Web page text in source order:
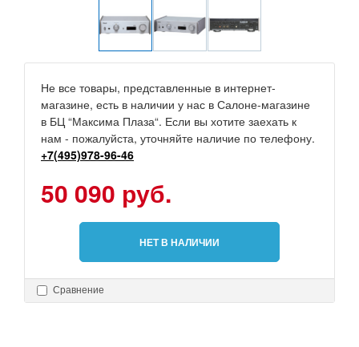
Не все товары, представленные в интернет-
магазине, есть в наличии у нас в Салоне-магазине
в БЦ “Максима Плаза“. Если вы хотите заехать к
нам - пожалуйста, уточняйте наличие по телефону.
+7(495)978-96-46
50 090 руб.
НЕТ В НАЛИЧИИ
Сравнение